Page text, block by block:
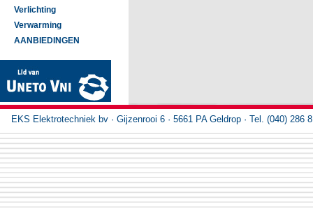
Verlichting
Verwarming
AANBIEDINGEN
EKS Elektrotechniek bv · Gijzenrooi 6 · 5661 PA Geldrop · Tel. (040) 286